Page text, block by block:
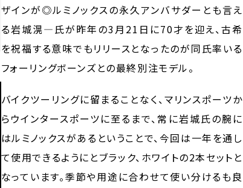
ザインが◎ルミノックスの永久アンバサダーとも言え
る岩城滉―氏が昨年の3月21日に70才を迎え、古希
を祝福する意味でもリリースとなったのが同氏率いる
フォーリングボーンズとの最終別注モデル。
バイクツーリングに留まることなく、マリンスポーツか
らウインタースポーツに至るまで、常に岩城氏の腕に
はルミノックスがあるということで、今回は一年を通し
て使用できるようにとブラック、ホワイトの2本セットと
なっています。季節や用途に合わせて使い分けるも良